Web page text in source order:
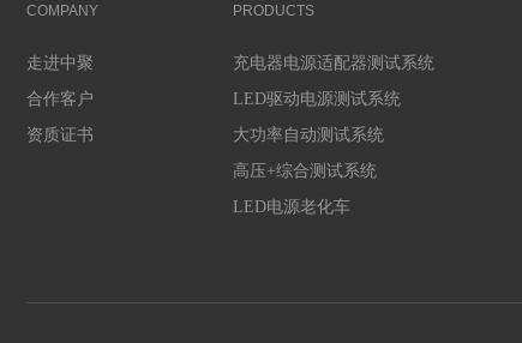
COMPANY
走进中聚
合作客户
资质证书
PRODUCTS
充电器电源适配器测试系统
LED驱动电源测试系统
大功率自动测试系统
高压+综合测试系统
LED电源老化车